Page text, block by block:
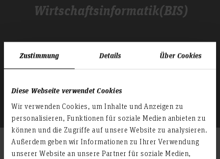
Zustimmung Details Über Cookies
Diese Webseite verwendet Cookies
Wir verwenden Cookies, um Inhalte und Anzeigen zu
personalisieren, Funktionen für soziale Medien anbieten zu
können und die Zugriffe auf unsere Website zu analysieren.
Außerdem geben wir Informationen zu Ihrer Verwendung
unserer Website an unsere Partner für soziale Medien,
Wirtschaftsinformatik(BIS)
Die Studierenden bauen im Studium vor allem